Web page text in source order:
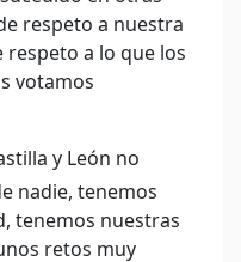
respeto a nuestra
a lo que los
votamos
y León no
nadie, tenemos
tenemos nuestras
retos muy